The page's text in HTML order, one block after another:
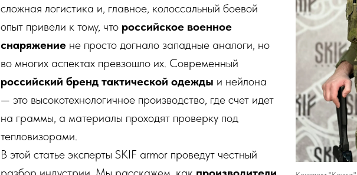
сложная логистика и, главное, колоссальный боевой
опыт привели к тому, что российское военное
снаряжение не просто догнало западные аналоги, но
во многих аспектах превзошло их. Современный
российский бренд тактической одежды и нейлона
— это высокотехнологичное производство, где счет идет
на граммы, а материалы проходят проверку под
тепловизорами.
В этой статье эксперты SKIF armor проведут честный